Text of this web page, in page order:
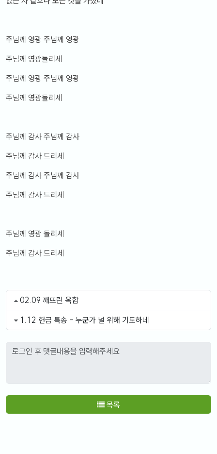
주님께 영광 주님께 영광
주님께 영광돌리세
주님께 영광 주님께 영광
주님께 영광돌리세
주님께 감사 주님께 감사
주님께 감사 드리세
주님께 감사 주님께 감사
주님께 감사 드리세
주님께 영광 돌리세
주님께 감사 드리세
02.09 깨뜨린 옥합
1.12 헌금 특송 - 누군가 널 위해 기도하네
목록